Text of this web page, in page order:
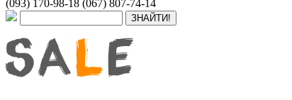
(093) 170-98-18 (067) 807-74-14